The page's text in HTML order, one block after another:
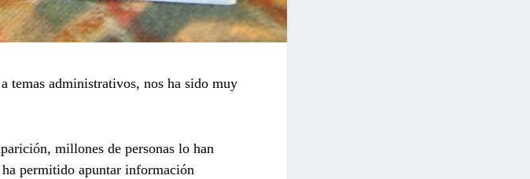
temas administrativos, nos ha sido muy
millones de personas lo han
ha permitido apuntar información